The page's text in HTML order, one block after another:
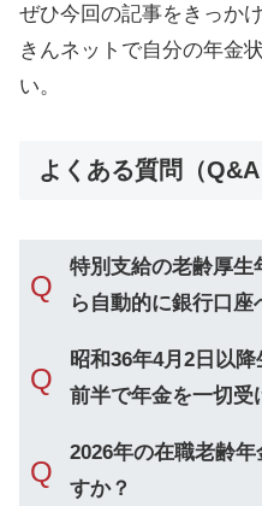
ぜひ今回の記事をきっか
きんネットで自分の年金
い。
よくある質問（Q&A
Q
特別支給の老齢厚生
ら自動的に銀行口座
Q
昭和36年4月2日以
前半で年金を一切受
Q
2026年の在職老齢
すか？